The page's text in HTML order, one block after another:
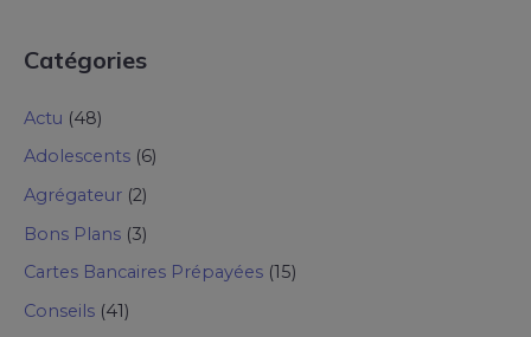
Catégories
Actu (48)
Adolescents (6)
Agrégateur (2)
Bons Plans (3)
Cartes Bancaires Prépayées (15)
Conseils (41)